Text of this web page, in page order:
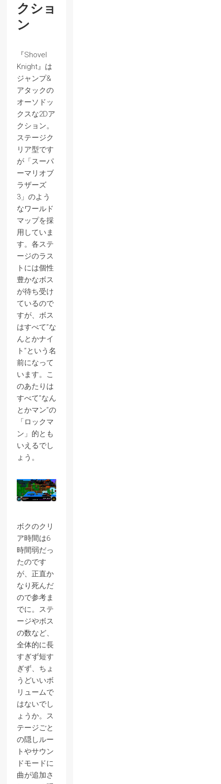
クショ
ン
『Shovel
Knight』は
ジャンプ&
アタックの
オーソドッ
クスな2Dア
クション。
ステージク
リア型です
が「スーパ
ーマリオブ
ラザーズ
3」のよう
なワールド
マップを採
用していま
す。各ステ
ージのラス
トには個性
豊かなボス
が待ち受け
ているので
すが、ボス
はすべて”な
んとかナイ
ト”という名
前になって
います。こ
のあたりは
すべて”なん
とかマン”の
「ロックマ
ン」的とも
いえるでし
ょう。
ボクのクリ
ア時間は6
時間弱だっ
たのです
が、正直か
なり死んだ
ので参考ま
でに。ステ
ージやボス
の数など、
全体的に長
すぎず短す
ぎず、ちょ
うどいいボ
リュームで
はないでし
ょうか。ス
テージごと
の隠しルー
トやサウン
ドモードに
曲が追加さ